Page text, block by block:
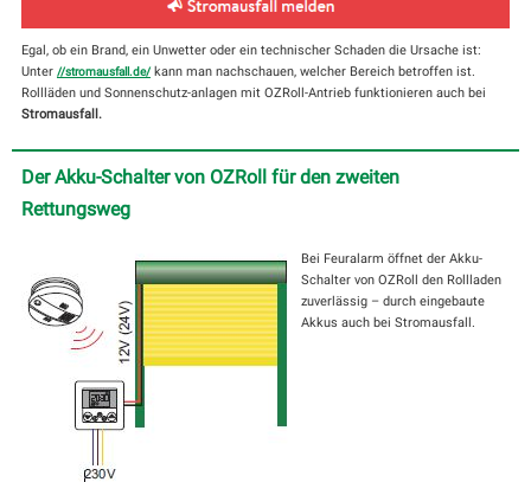
Egal, ob ein Brand, ein Unwetter oder ein technischer Schaden die Ursache ist:
Unter //stromausfall.de/kann man nachschauen, welcher Bereich betroffen ist.
Rollläden und Sonnenschutz-anlagen mit OZRoll-Antrieb funktionieren auch bei
Stromausfall.
Der Akku-Schalter von OZRoll für den zweiten
Rettungsweg
Bei Feuralarm öffnet der Akku-
Schalter von OZRoll den Rollladen
zuverlässig – durch eingebaute
Akkus auch bei Stromausfall.